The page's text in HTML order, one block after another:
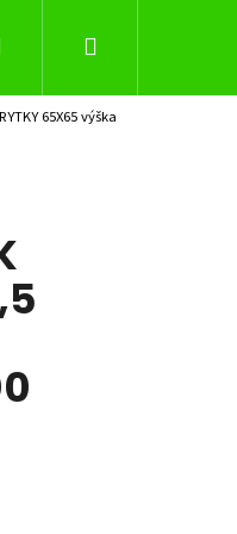
PřihlášeníNákupní
65X65 výška